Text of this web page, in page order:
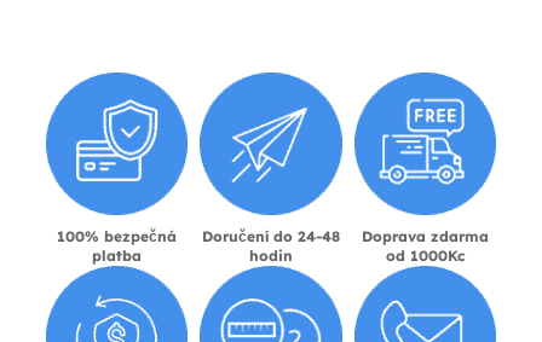
100% bezpečná
platba
Doručení do 24-48
hodin
Doprava zdarma
od 1000Kc